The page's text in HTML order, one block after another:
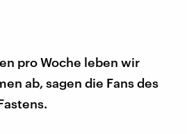
pro Woche leben wir
ab, sagen die Fans des